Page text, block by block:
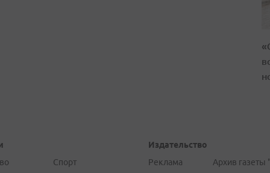
Спорт
Издательство
Реклама
Архив газеты